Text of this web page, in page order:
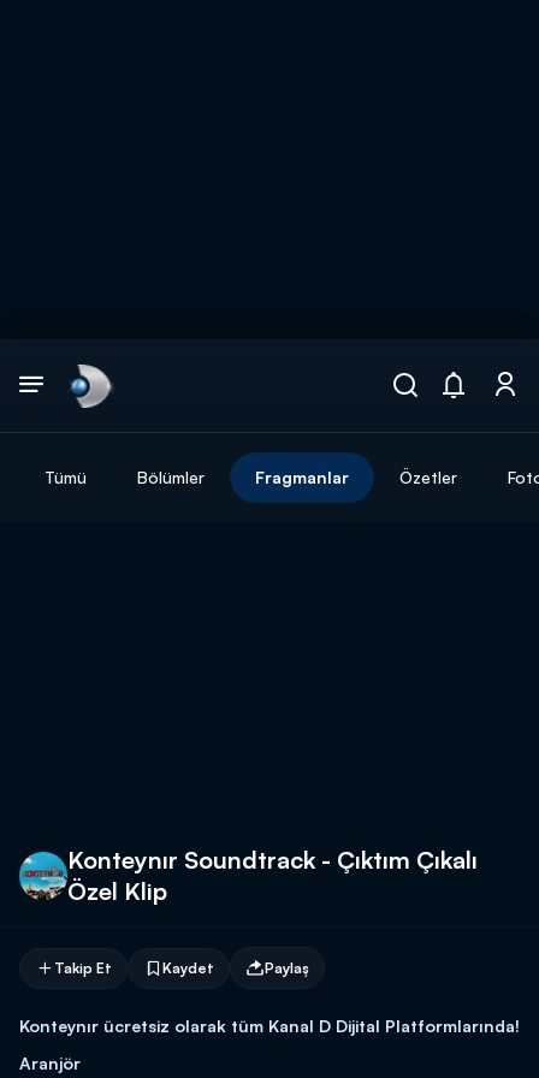
Tümü Bölümler Fragmanlar Özetler
Konteynır Soundtrack - Çıktım Çıkalı
Özel Klip
Takip Et Kaydet Paylaş
Konteynır ücretsiz olarak tüm Kanal D Dijital Platformlarında!
Aranjör